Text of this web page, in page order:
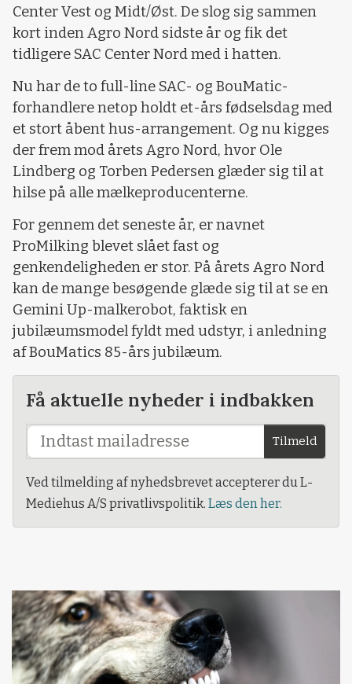
Center Vest og Midt/Øst. De slog sig sammen
kort inden Agro Nord sidste år og fik det
tidligere SAC Center Nord med i hatten.
Nu har de to full-line SAC- og BouMatic-
forhandlere netop holdt et-års fødselsdag med
et stort åbent hus-arrangement. Og nu kigges
der frem mod årets Agro Nord, hvor Ole
Lindberg og Torben Pedersen glæder sig til at
hilse på alle mælkeproducenterne.
For gennem det seneste år, er navnet
ProMilking blevet slået fast og
genkendeligheden er stor. På årets Agro Nord
kan de mange besøgende glæde sig til at se en
Gemini Up-malkerobot, faktisk en
jubilæumsmodel fyldt med udstyr, i anledning
af BouMatics 85-års jubilæum.
Få aktuelle nyheder i indbakken
Tilmeld
Ved tilmelding af nyhedsbrevet accepterer du L-
Mediehus A/S privatlivspolitik. Læs den her.